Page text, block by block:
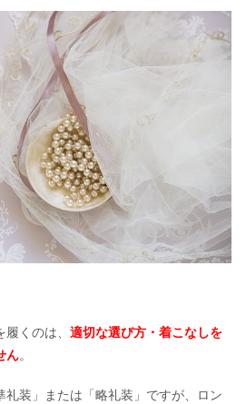
くのは、 適切な選び方・着こなしを
ん。
礼装」または「略礼装」ですが、ロン